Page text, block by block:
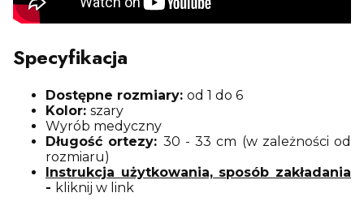
Specyfikacja
Dostępne rozmiary: od 1 do 6
Kolor: szary
Wyrób medyczny
Długość ortezy: 30 - 33 cm (w zależności od
rozmiaru)
Instrukcja użytkowania, sposób zakładania
- kliknij w link